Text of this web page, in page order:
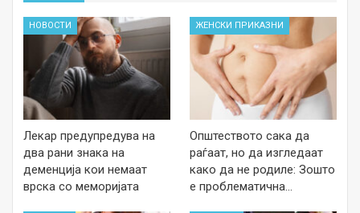
НОВОСТИ
Лекар предупредува на
два рани знака на
деменција кои немаат
врска со меморијата
ЖЕНСКИ ПРИКАЗНИ
Општеството сака да
раѓаат, но да изгледаат
како да не родиле: Зошто
е проблематична…